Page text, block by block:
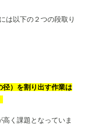
は以下の２つの段取り
径）を割り出す作業は
高く課題となっていま